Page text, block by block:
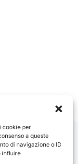
cookie per
a queste
di navigazione o ID
influire